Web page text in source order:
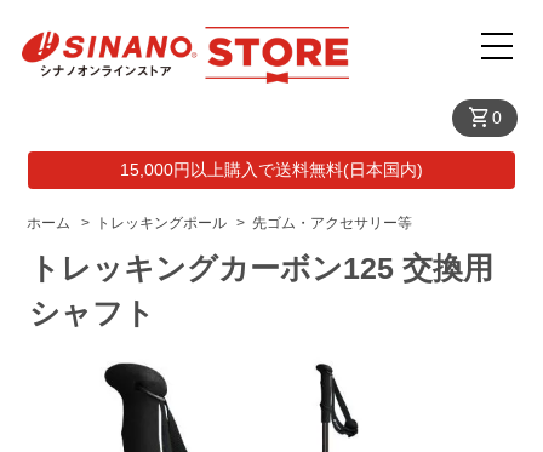
shopping_cart0
15,000円以上購入で送料無料(日本国内)
ホーム > トレッキングポール > 先ゴム・アクセサリー等
トレッキングカーボン125 交換用
シャフト